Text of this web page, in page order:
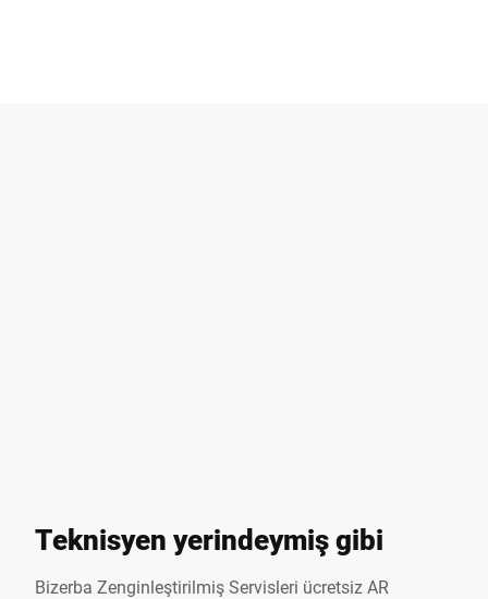
Teknisyen yerindeymiş gibi
Bizerba Zenginleştirilmiş Servisleri ücretsiz AR